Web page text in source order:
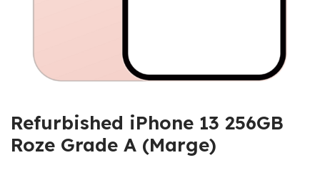
Refurbished iPhone 13 256GB
Roze Grade A (Marge)